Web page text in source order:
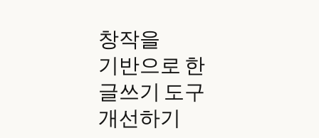
창작을
기반으로 한
글쓰기 도구
개선하기